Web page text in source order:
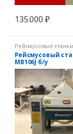
135.000 ₽
Рейсмусовые станки
Рейсмусовый
MB106J б/у